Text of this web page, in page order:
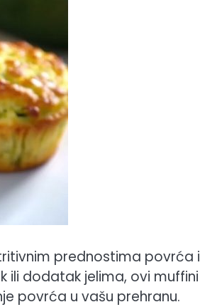
prednostima povrća i
ili dodatak jelima, ovi muffini
povrća u vašu prehranu.